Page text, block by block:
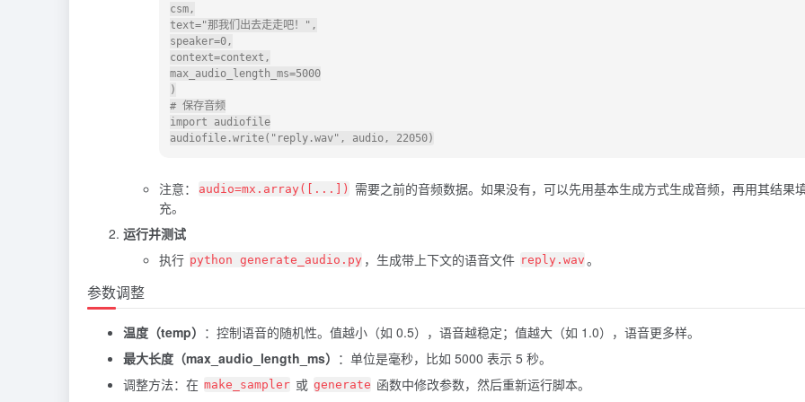
csm,
text="那我们出去走走吧！",
speaker=0,
context=context,
max_audio_length_ms=5000
)
# 保存音频
import audiofile
注意： audio=mx.array([...])
需要之前的音频数据。如果没有，可以先用基本生成方式生成音频，再用其结果
充。
运行并测试
执行 python generate_audio.py ，生成带上下文的语音文件 reply.wav 。
参数调整
温度（temp） ：控制语音的随机性。值越小（如 0.5），语音越稳定；值越大（如 1.0），语音更多样。
最大长度（max_audio_length_ms） ：单位是毫秒，比如 5000 表示 5 秒。
调整方法：在 make_sampler 或 generate 函数中修改参数，然后重新运行脚本。